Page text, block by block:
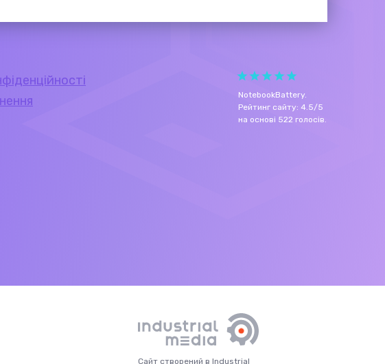
NotebookBattery.
Рейтинг сайту: 4.5/5
на основі 522 голосів.
Сайт створений в Industrial